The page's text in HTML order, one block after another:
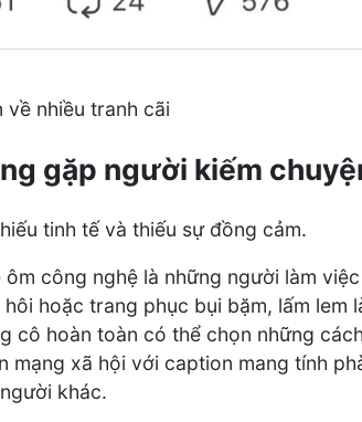
về nhiều tranh cãi
gặp người kiếm
tinh tế và thiếu sự đồng cảm.
công nghệ là những người làm
hoặc trang phục bụi bặm, lấm lem
cô hoàn toàn có thể chọn những
mạng xã hội với caption mang tính
khác.